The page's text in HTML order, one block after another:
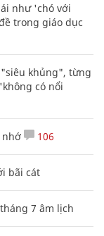
như 'chó với
trong giáo dục
khủng", từng
có nổi
nhớ 106
bãi cát
7 âm lịch